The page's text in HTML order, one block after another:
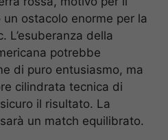
ostacolo enorme per la
L’esuberanza della
potrebbe
di puro entusiasmo, ma
cilindrata tecnica di
il risultato. La
un match equilibrato.